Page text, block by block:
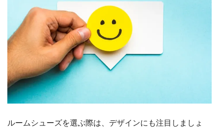
ルームシューズを選ぶ際は、デザインにも注目しましょ